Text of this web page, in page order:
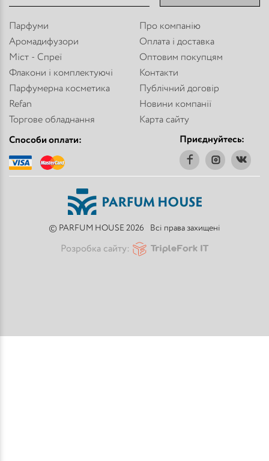
Приєднуйтесь:
Парфуми
Аромадифузори
Міст - Спреї
Флакони і комплектуючі
Парфумерна косметика
Refan
Торгове обладнання
Про компанію
Оплата і доставка
Оптовим покупцям
Контакти
Публічний договір
Новини компанії
Карта сайту
Способи оплати:
© PARFUM HOUSE 2026 Всі права захищені
Розробка сайту: